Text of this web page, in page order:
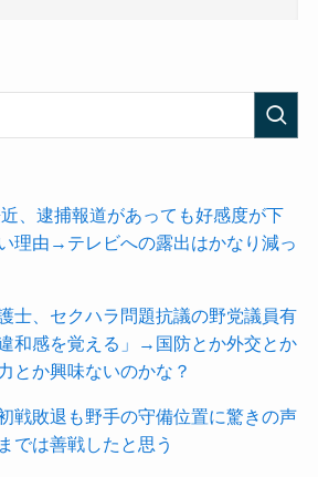
、逮捕報道があっても好感度が下
理由→テレビへの露出はかなり減っ
士、セクハラ問題抗議の野党議員有
和感を覚える」→国防とか外交とか
とか興味ないのかな？
戦敗退も野手の守備位置に驚きの声
では善戦したと思う